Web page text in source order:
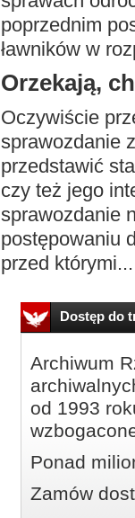
poprzednim
ławników w
Orzekają,
Oczywiście
sprawozdanie
przedstawić
czy też jego
sprawozdanie
postępowaniu
przed którymi...
Dostęp do
Archiwum
od 1993
Ponad
Zamów